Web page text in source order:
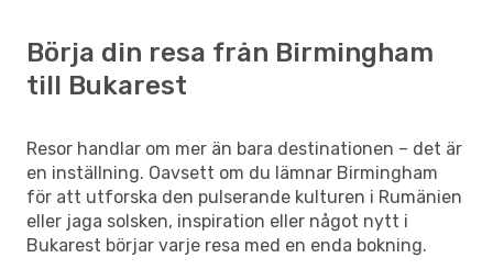
Börja din resa från Birmingham
till Bukarest
Resor handlar om mer än bara destinationen – det är
en inställning. Oavsett om du lämnar Birmingham
för att utforska den pulserande kulturen i Rumänien
eller jaga solsken, inspiration eller något nytt i
Bukarest börjar varje resa med en enda bokning.